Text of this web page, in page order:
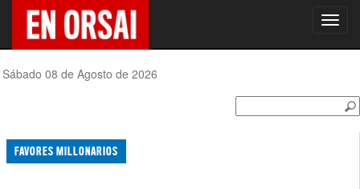
Sábado 08 de Agosto de 2026
FAVORES MILLONARIOS